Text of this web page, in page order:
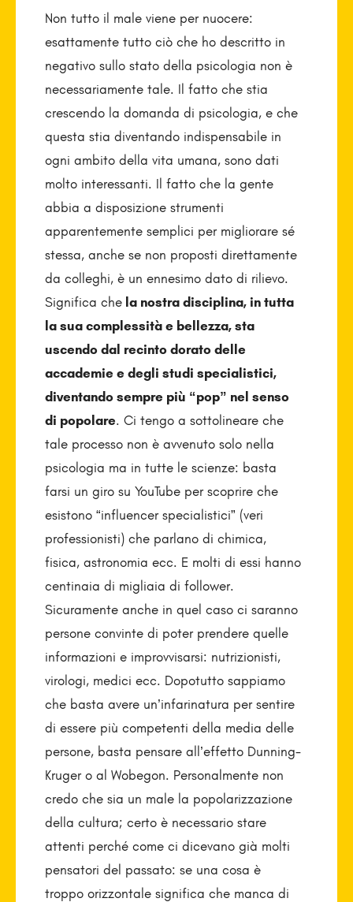
Non tutto il male viene per nuocere:
esattamente tutto ciò che ho descritto in
negativo sullo stato della psicologia non è
necessariamente tale. Il fatto che stia
crescendo la domanda di psicologia, e che
questa stia diventando indispensabile in
ogni ambito della vita umana, sono dati
molto interessanti. Il fatto che la gente
abbia a disposizione strumenti
apparentemente semplici per migliorare sé
stessa, anche se non proposti direttamente
da colleghi, è un ennesimo dato di rilievo.
Significa chela nostra disciplina, in tutta
la sua complessità e bellezza, sta
uscendo dal recinto dorato delle
accademie e degli studi specialistici,
diventando sempre più “pop” nel senso
di popolare. Ci tengo a sottolineare che
tale processo non è avvenuto solo nella
psicologia ma in tutte le scienze: basta
farsi un giro su YouTube per scoprire che
esistono “influencer specialistici” (veri
professionisti) che parlano di chimica,
fisica, astronomia ecc. E molti di essi hanno
centinaia di migliaia di follower.
Sicuramente anche in quel caso ci saranno
persone convinte di poter prendere quelle
informazioni e improvvisarsi: nutrizionisti,
virologi, medici ecc. Dopotutto sappiamo
che basta avere un’infarinatura per sentire
di essere più competenti della media delle
persone, basta pensare all’effetto Dunning-
Kruger o al Wobegon. Personalmente non
credo che sia un male la popolarizzazione
della cultura; certo è necessario stare
attenti perché come ci dicevano già molti
pensatori del passato: se una cosa è
troppo orizzontale significa che manca di